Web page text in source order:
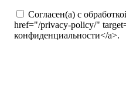
Согласен(а) с
href="/privacy-policy/"
конфиденциальности</a>.